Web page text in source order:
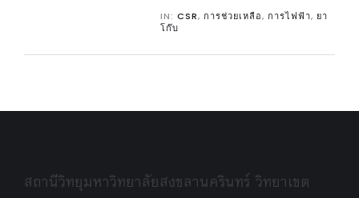
IN: CSR, การช่วยเหลือ, การไฟฟ้า, ยา
โก๊บ
สถานีวิทยุมหาวิทยาลัยสงขลานครินทร์ วิทยาเขต